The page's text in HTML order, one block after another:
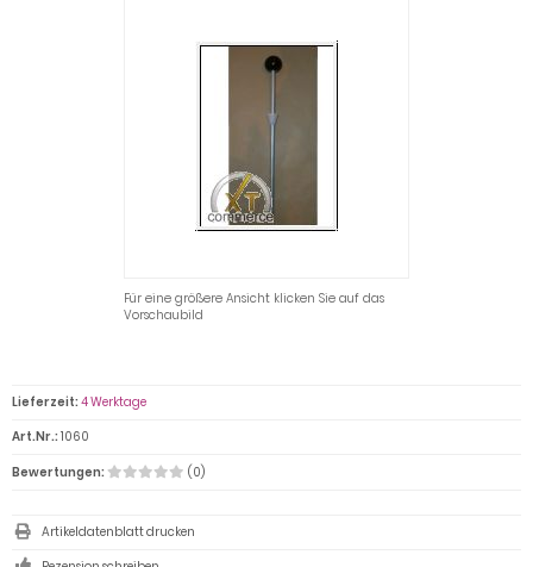
Für eine größere Ansicht klicken Sie auf das
Vorschaubild
Lieferzeit: 4 Werktage
Art.Nr.: 1060
Bewertungen:
(0)
Artikeldatenblatt drucken